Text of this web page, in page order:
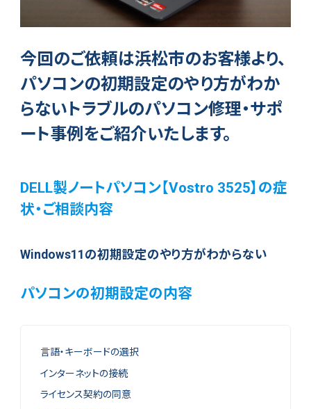
今回のご依頼は浜松市のお客様より、
パソコンの初期設定のやり方がわか
らないトラブルのパソコン修理・サポ
ート事例をご紹介いたします。
DELL製ノートパソコン【Vostro 3525】の症
状・ご相談内容
Windows11の初期設定のやり方がわからない
パソコンの初期設定の内容
言語・キーボードの選択
インターネットの接続
ライセンス契約の同意